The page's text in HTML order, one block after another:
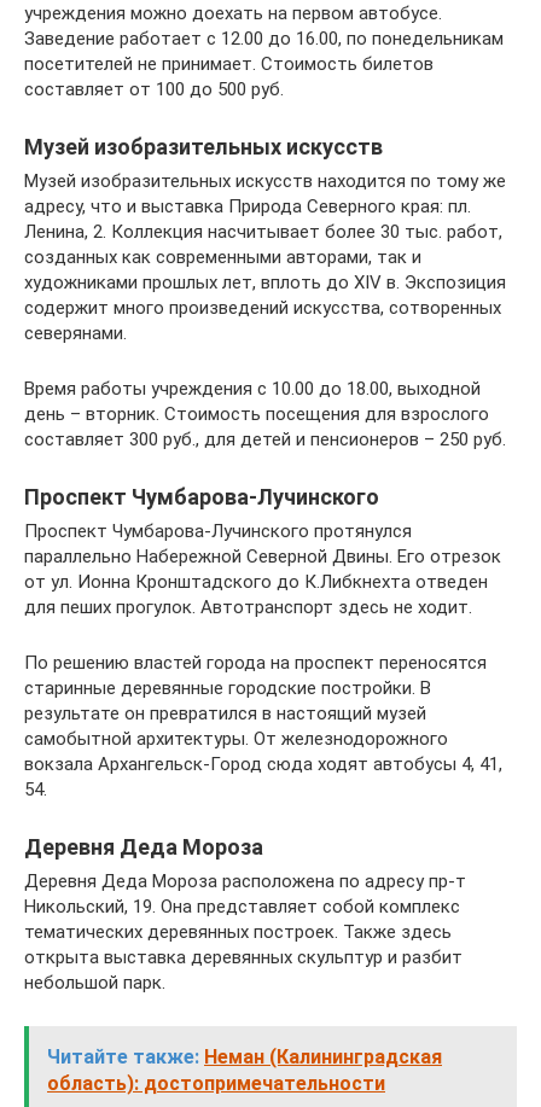
учреждения можно доехать на первом автобусе.
Заведение работает с 12.00 до 16.00, по понедельникам
посетителей не принимает. Стоимость билетов
составляет от 100 до 500 руб.
Музей изобразительных искусств
Музей изобразительных искусств находится по тому же
адресу, что и выставка Природа Северного края: пл.
Ленина, 2. Коллекция насчитывает более 30 тыс. работ,
созданных как современными авторами, так и
художниками прошлых лет, вплоть до XIV в. Экспозиция
содержит много произведений искусства, сотворенных
северянами.
Время работы учреждения с 10.00 до 18.00, выходной
день – вторник. Стоимость посещения для взрослого
составляет 300 руб., для детей и пенсионеров – 250 руб.
Проспект Чумбарова-Лучинского
Проспект Чумбарова-Лучинского протянулся
параллельно Набережной Северной Двины. Его отрезок
от ул. Ионна Кронштадского до К.Либкнехта отведен
для пеших прогулок. Автотранспорт здесь не ходит.
По решению властей города на проспект переносятся
старинные деревянные городские постройки. В
результате он превратился в настоящий музей
самобытной архитектуры. От железнодорожного
вокзала Архангельск-Город сюда ходят автобусы 4, 41,
54.
Деревня Деда Мороза
Деревня Деда Мороза расположена по адресу пр-т
Никольский, 19. Она представляет собой комплекс
тематических деревянных построек. Также здесь
открыта выставка деревянных скульптур и разбит
небольшой парк.
Читайте также: Неман (Калининградская
область): достопримечательности